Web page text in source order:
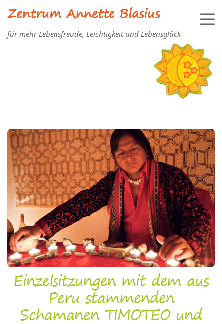
Zentrum Annette Blasius
für mehr Lebensfreude, Leichtigkeit und Lebensglück
Einzelsitzungen mit dem aus
Peru stammenden
Schamanen TIMOTEO und